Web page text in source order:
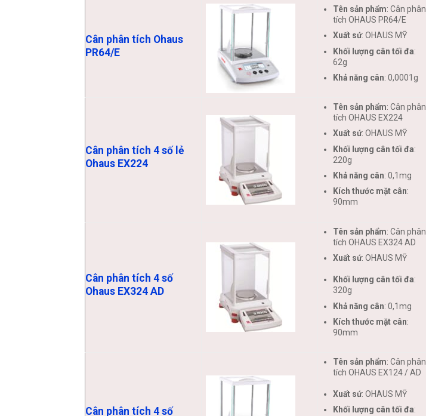
Cân phân tích Ohaus
PR64/E
Tên sản phẩm: Cân phân
tích OHAUS PR64/E
Xuất sứ: OHAUS MỸ
Khối lượng cân tối đa:
62g
Khả năng cân: 0,0001g
Cân phân tích 4 số lẻ
Ohaus EX224
Tên sản phẩm: Cân phân
tích OHAUS EX224
Xuất sứ: OHAUS MỸ
Khối lượng cân tối đa:
220g
Khả năng cân: 0,1mg
Kích thước mặt cân:
90mm
Cân phân tích 4 số
Ohaus EX324 AD
Tên sản phẩm: Cân phân
tích OHAUS EX324 AD
Xuất sứ: OHAUS MỸ
Khối lượng cân tối đa:
320g
Khả năng cân: 0,1mg
Kích thước mặt cân:
90mm
Cân phân tích 4 số
Tên sản phẩm: Cân phân
tích OHAUS EX124 / AD
Xuất sứ: OHAUS MỸ
Khối lượng cân tối đa: